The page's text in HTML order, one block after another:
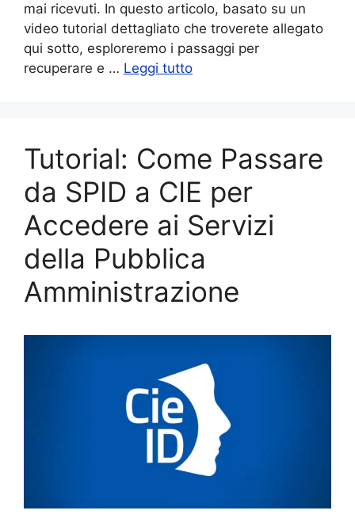
mai ricevuti. In questo articolo, basato su un
video tutorial dettagliato che troverete allegato
qui sotto, esploreremo i passaggi per
recuperare e … Leggi tutto
Tutorial: Come Passare
da SPID a CIE per
Accedere ai Servizi
della Pubblica
Amministrazione